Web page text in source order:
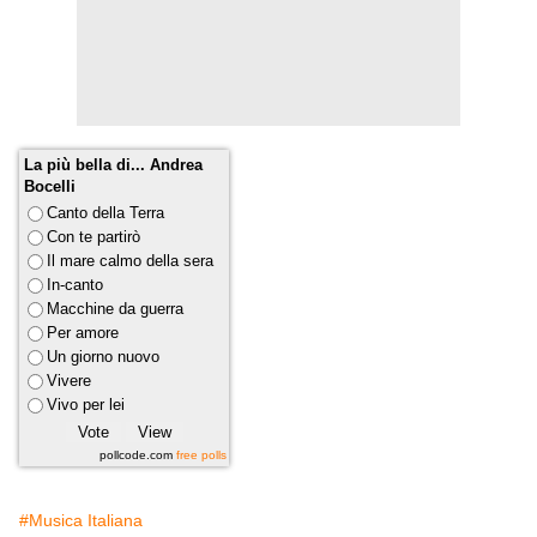
La più bella di... Andrea
Bocelli
Canto della Terra
Con te partirò
Il mare calmo della sera
In-canto
Macchine da guerra
Per amore
Un giorno nuovo
Vivere
Vivo per lei
pollcode.com free polls
#Musica Italiana